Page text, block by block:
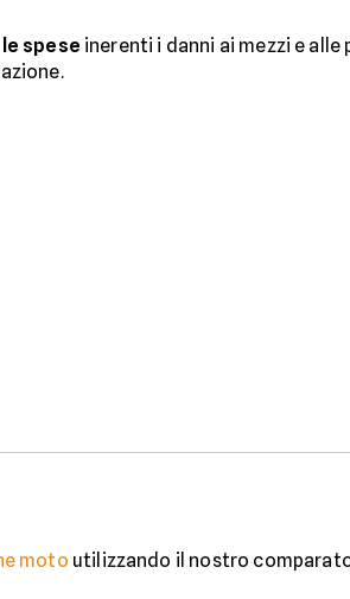
spese inerenti i danni ai mezzi e
moto utilizzando il nostro